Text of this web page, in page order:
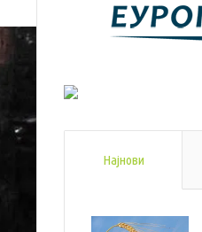
Најнови